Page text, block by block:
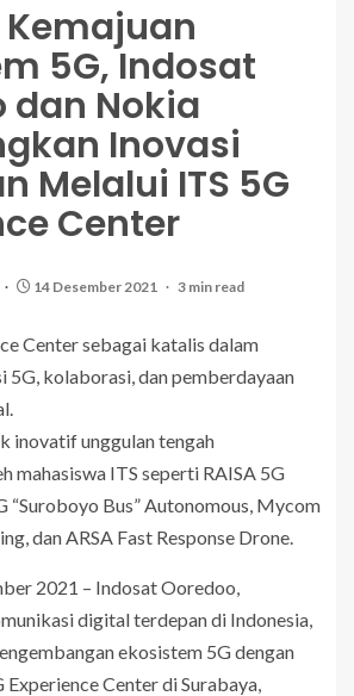
Kemajuan
5G, Indosat
dan Nokia
Inovasi
Melalui ITS 5G
Center
14 Desember 2021 3 min read
Center sebagai katalis dalam
5G, kolaborasi, dan pemberdayaan
inovatif unggulan tengah
mahasiswa ITS seperti RAISA 5G
“Suroboyo Bus” Autonomous, Mycom
dan ARSA Fast Response Drone.
2021 – Indosat Ooredoo,
digital terdepan di Indonesia,
ekosistem 5G dengan
Center di Surabaya,